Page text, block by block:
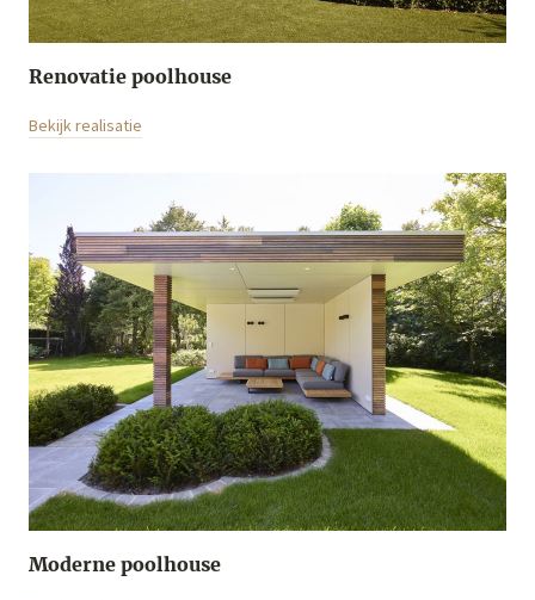
Renovatie poolhouse
Bekijk realisatie
Moderne poolhouse